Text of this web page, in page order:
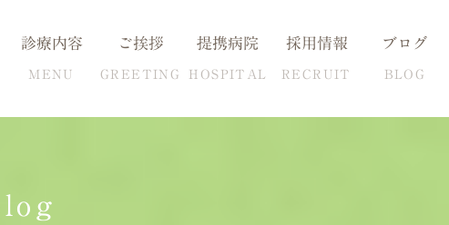
診療内容
MENU
高血圧の克服方法
ご挨拶
GREETING
提携病院
HOSPITAL
採用情報
RECRUIT
ブログ
BLOG